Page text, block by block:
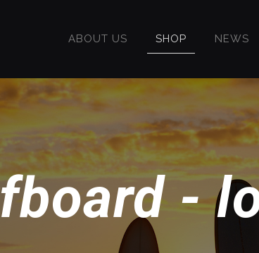
ABOUT US SHOP NEWS
-